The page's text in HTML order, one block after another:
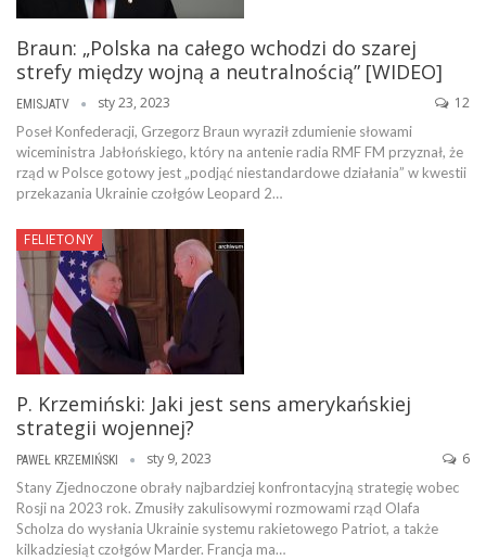
Braun: „Polska na całego wchodzi do szarej
strefy między wojną a neutralnością” [WIDEO]
EMISJATV sty 23, 2023 12
Poseł Konfederacji, Grzegorz Braun wyraził zdumienie słowami
wiceministra Jabłońskiego, który na antenie radia RMF FM przyznał, że
rząd w Polsce gotowy jest „podjąć niestandardowe działania” w kwestii
przekazania Ukrainie czołgów Leopard 2…
FELIETONY
P. Krzemiński: Jaki jest sens amerykańskiej
strategii wojennej?
PAWEŁ KRZEMIŃSKI sty 9, 2023 6
Stany Zjednoczone obrały najbardziej konfrontacyjną strategię wobec
Rosji na 2023 rok. Zmusiły zakulisowymi rozmowami rząd Olafa
Scholza do wysłania Ukrainie systemu rakietowego Patriot, a także
kilkadziesiąt czołgów Marder. Francja ma…